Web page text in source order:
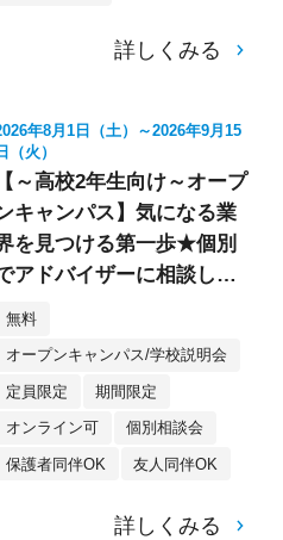
詳しくみる
年8月1日（土）～2026年9月15
（火）
【～高校2年生向け～オープ
キャンパス】気になる業
を見つける第一歩★個別
アドバイザーに相談して
みよう！
無料
オープンキャンパス/学校説明会
定員限定 期間限定
オンライン可 個別相談会
保護者同伴OK 友人同伴OK
詳しくみる